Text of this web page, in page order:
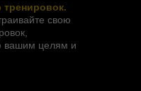
свою
вашим целям и